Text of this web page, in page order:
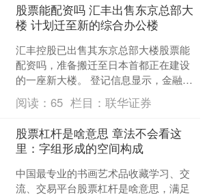
股票能配资吗 汇丰出售东京总部大
楼 计划迁至新的综合办公楼
汇丰控股已出售其东京总部大楼股票能
配资吗，准备搬迁至日本首都正在建设
的一座新大楼。 登记信息显示，金融服
务公司三菱HC资本的一个部门3月收购
了位于东京日本桥区的....
阅读：65 栏目：联华证券
股票杠杆是啥意思 章法不会看这
里：字组形成的空间构成
中国最专业的书画艺术品收藏学习、交
流、交易平台股票杠杆是啥意思，满足